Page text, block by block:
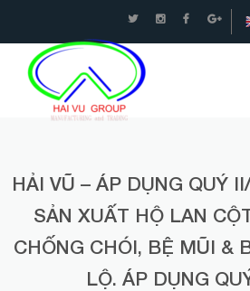
Trang
Giới thiệu
An toàn Giao thông - Kết cấu
Vũ Group
HẢI VŨ – ÁP DỤNG QUÝ
SẢN XUẤT HỘ LAN
CHỐNG CHÓI, BỆ MŨI &
LỘ. ÁP DỤNG